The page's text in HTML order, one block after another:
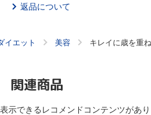
返品について
イエット 美容 キレイに歳を重
関連商品
表示できるレコメンドコンテンツがあ